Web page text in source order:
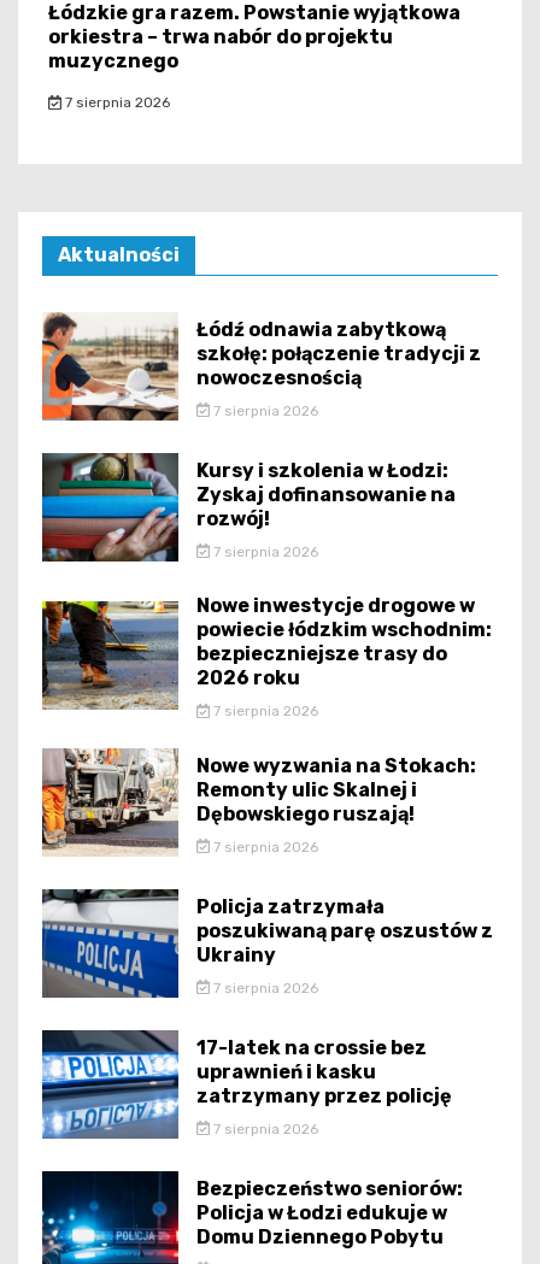
Łódzkie gra razem. Powstanie wyjątkowa
orkiestra – trwa nabór do projektu
muzycznego
7 sierpnia 2026
Aktualności
Łódź odnawia zabytkową
szkołę: połączenie tradycji z
nowoczesnością
7 sierpnia 2026
Kursy i szkolenia w Łodzi:
Zyskaj dofinansowanie na
rozwój!
7 sierpnia 2026
Nowe inwestycje drogowe w
powiecie łódzkim wschodnim:
bezpieczniejsze trasy do
2026 roku
7 sierpnia 2026
Nowe wyzwania na Stokach:
Remonty ulic Skalnej i
Dębowskiego ruszają!
7 sierpnia 2026
Policja zatrzymała
poszukiwaną parę oszustów z
Ukrainy
7 sierpnia 2026
17-latek na crossie bez
uprawnień i kasku
zatrzymany przez policję
7 sierpnia 2026
Bezpieczeństwo seniorów:
Policja w Łodzi edukuje w
Domu Dziennego Pobytu